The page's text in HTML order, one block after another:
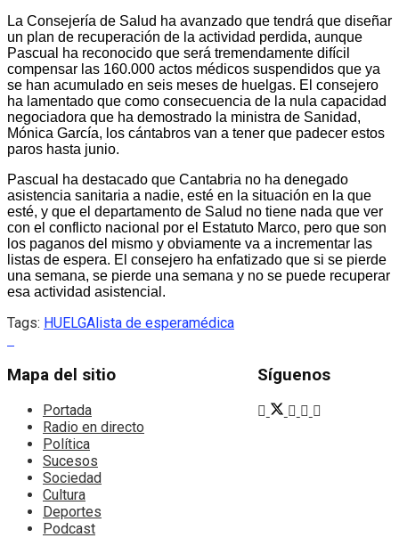
La Consejería de Salud ha avanzado que tendrá que diseñar
un plan de recuperación de la actividad perdida, aunque
Pascual ha reconocido que será tremendamente difícil
compensar las 160.000 actos médicos suspendidos que ya
se han acumulado en seis meses de huelgas. El consejero
ha lamentado que como consecuencia de la nula capacidad
negociadora que ha demostrado la ministra de Sanidad,
Mónica García, los cántabros van a tener que padecer estos
paros hasta junio.
Pascual ha destacado que Cantabria no ha denegado
asistencia sanitaria a nadie, esté en la situación en la que
esté, y que el departamento de Salud no tiene nada que ver
con el conflicto nacional por el Estatuto Marco, pero que son
los paganos del mismo y obviamente va a incrementar las
listas de espera. El consejero ha enfatizado que si se pierde
una semana, se pierde una semana y no se puede recuperar
esa actividad asistencial.
Tags: HUELGA lista de esperamédica
Mapa del sitio
Portada
Radio en directo
Política
Sucesos
Sociedad
Cultura
Deportes
Podcast
Síguenos